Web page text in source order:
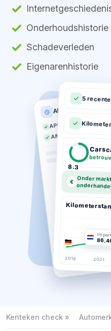
Onderhoudshistorie
Schadeverleden
Eigenarenhistorie
APK historie
APK geldig tot 03-
Altijd op tijd gekeurd
5
8.3
€ Onder
Import
2019 2021
Kenteken check